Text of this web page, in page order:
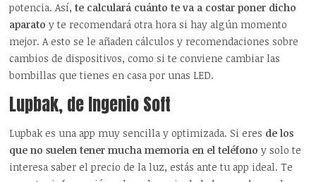
potencia. Así,te calculará cuánto te va a costar poner dicho
aparato y te recomendará otra hora si hay algún momento
mejor. A esto se le añaden cálculos y recomendaciones sobre
cambios de dispositivos, como si te conviene cambiar las
bombillas que tienes en casa por unas LED.
Lupbak, de Ingenio Soft
Lupbak es una app muy sencilla y optimizada. Si eres de los
que no suelen tener mucha memoria en el teléfono y solo te
interesa saber el precio de la luz, estás ante tu app ideal. Te